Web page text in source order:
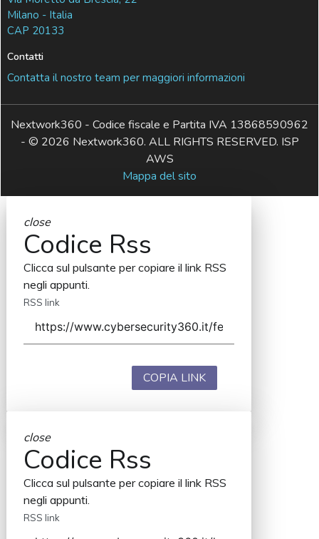
Milano - Italia
CAP 20133
Contatti
Contatta il nostro team per maggiori informazioni
Nextwork360 - Codice fiscale e Partita IVA 13868590962
- © 2026 Nextwork360. ALL RIGHTS RESERVED. ISP
AWS
Mappa del sito
close
Codice Rss
Clicca sul pulsante per copiare il link RSS
negli appunti.
RSS link
COPIA LINK
close
Codice Rss
Clicca sul pulsante per copiare il link RSS
negli appunti.
RSS link